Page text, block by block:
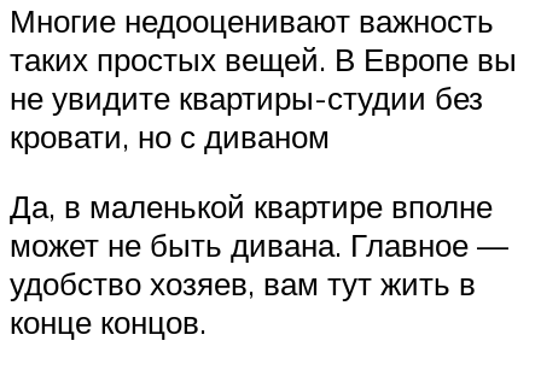
Многие недооценивают важность
таких простых вещей. В Европе вы
не увидите квартиры-студии без
кровати, но с диваном
Да, в маленькой квартире вполне
может не быть дивана. Главное —
удобство хозяев, вам тут жить в
конце концов.